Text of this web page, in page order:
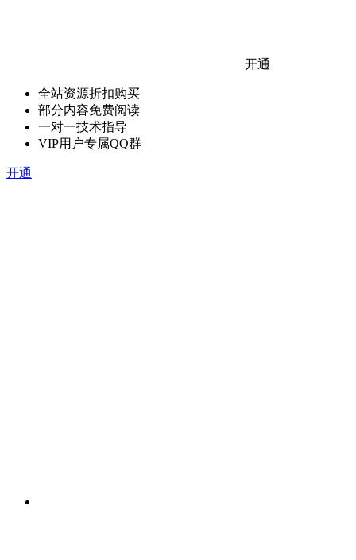
开通
全站资源折扣购买
部分内容免费阅读
一对一技术指导
VIP用户专属QQ群
开通